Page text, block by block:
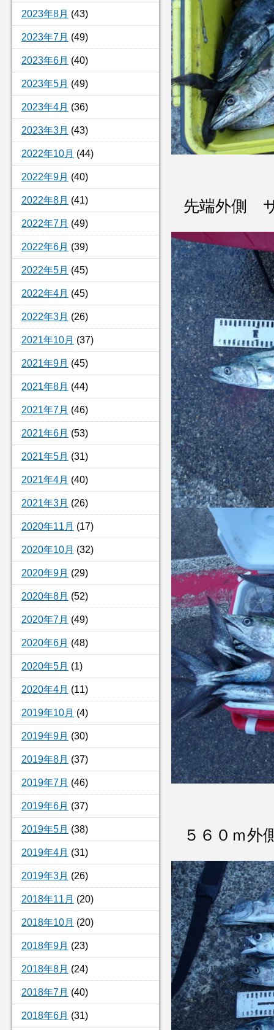
2023年8月 (43)
2023年7月 (49)
2023年6月 (40)
2023年5月 (49)
2023年4月 (36)
2023年3月 (43)
2022年10月 (44)
2022年9月 (40)
2022年8月 (41)
2022年7月 (49)
2022年6月 (39)
2022年5月 (45)
2022年4月 (45)
2022年3月 (26)
2021年10月 (37)
2021年9月 (45)
2021年8月 (44)
2021年7月 (46)
2021年6月 (53)
2021年5月 (31)
2021年4月 (40)
2021年3月 (26)
2020年11月 (17)
2020年10月 (32)
2020年9月 (29)
2020年8月 (52)
2020年7月 (49)
2020年6月 (48)
2020年5月 (1)
2020年4月 (11)
2019年10月 (4)
2019年9月 (30)
2019年8月 (37)
2019年7月 (46)
2019年6月 (37)
2019年5月 (38)
2019年4月 (31)
2019年3月 (26)
2018年11月 (20)
2018年10月 (20)
2018年9月 (23)
2018年8月 (24)
2018年7月 (40)
2018年6月 (31)
先端外側
５６０ｍ